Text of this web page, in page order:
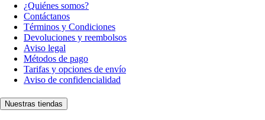
¿Quiénes somos?
Contáctanos
Términos y Condiciones
Devoluciones y reembolsos
Aviso legal
Métodos de pago
Tarifas y opciones de envío
Aviso de confidencialidad
Nuestras tiendas